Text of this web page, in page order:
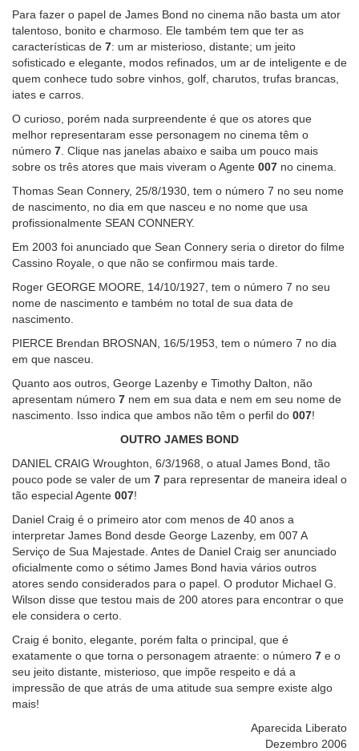
Para fazer o papel de James Bond no cinema não basta um ator
talentoso, bonito e charmoso. Ele também tem que ter as
características de 7: um ar misterioso, distante; um jeito
sofisticado e elegante, modos refinados, um ar de inteligente e de
quem conhece tudo sobre vinhos, golf, charutos, trufas brancas,
iates e carros.
O curioso, porém nada surpreendente é que os atores que
melhor representaram esse personagem no cinema têm o
número 7 . Clique nas janelas abaixo e saiba um pouco mais
sobre os três atores que mais viveram o Agente 007 no cinema.
Thomas Sean Connery, 25/8/1930, tem o número 7 no seu nome
de nascimento, no dia em que nasceu e no nome que usa
profissionalmente SEAN CONNERY.
Em 2003 foi anunciado que Sean Connery seria o diretor do filme
Cassino Royale, o que não se confirmou mais tarde.
Roger GEORGE MOORE, 14/10/1927, tem o número 7 no seu
nome de nascimento e também no total de sua data de
nascimento.
PIERCE Brendan BROSNAN, 16/5/1953, tem o número 7 no dia
em que nasceu.
Quanto aos outros, George Lazenby e Timothy Dalton, não
apresentam número 7 nem em sua data e nem em seu nome de
nascimento. Isso indica que ambos não têm o perfil do 007!
OUTRO JAMES BOND
DANIEL CRAIG Wroughton, 6/3/1968, o atual James Bond, tão
pouco pode se valer de um 7 para representar de maneira ideal o
tão especial Agente 007!
Daniel Craig é o primeiro ator com menos de 40 anos a
interpretar James Bond desde George Lazenby, em 007 A
Serviço de Sua Majestade. Antes de Daniel Craig ser anunciado
oficialmente como o sétimo James Bond havia vários outros
atores sendo considerados para o papel. O produtor Michael G.
Wilson disse que testou mais de 200 atores para encontrar o que
ele considera o certo.
Craig é bonito, elegante, porém falta o principal, que é
exatamente o que torna o personagem atraente: o número 7 e o
seu jeito distante, misterioso, que impõe respeito e dá a
impressão de que atrás de uma atitude sua sempre existe algo
mais!
Aparecida Liberato
Dezembro 2006